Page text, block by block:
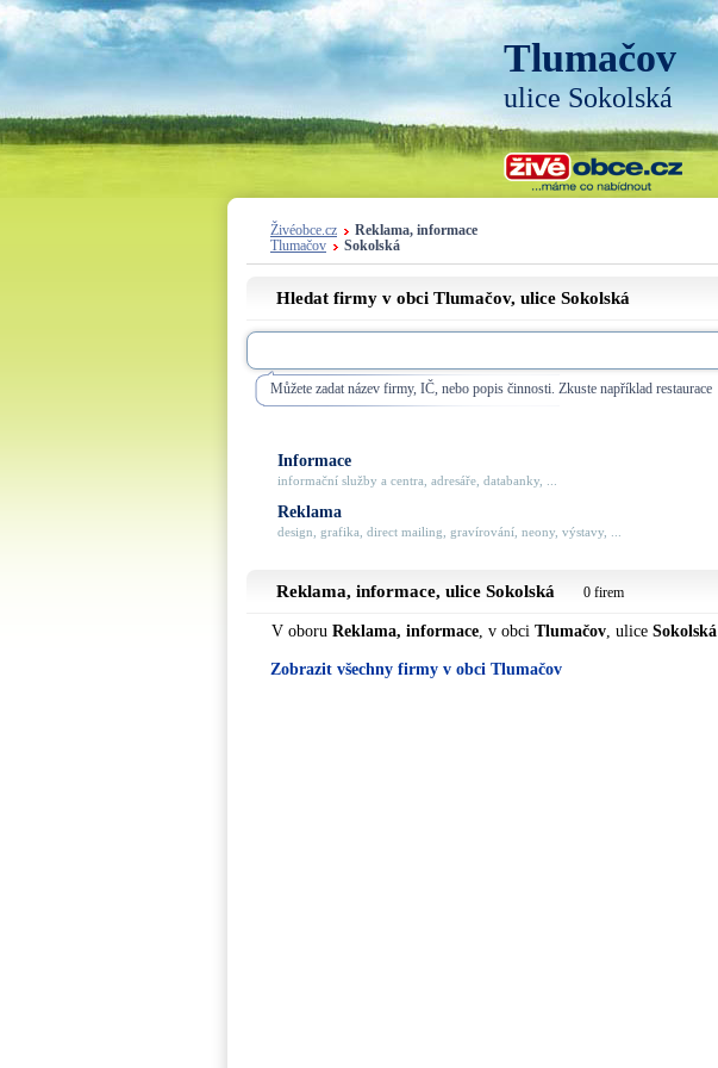
Tlumačov
ulice Sokolská
Živéobce.cz
Reklama, informace
Tlumačov
Sokolská
Hledat firmy v obci Tlumačov, ulice Sokolská
Můžete zadat název firmy, IČ, nebo popis činnosti. Zkuste například restaurace
Informace
informační služby a centra, adresáře, databanky, ...
Reklama
design, grafika, direct mailing, gravírování, neony, výstavy, ...
Reklama, informace, ulice Sokolská 0 firem
V oboru Reklama, informace, v obci Tlumačov, ulice Sokolská
Zobrazit všechny firmy v obci Tlumačov